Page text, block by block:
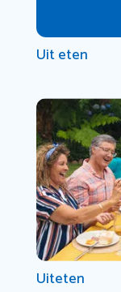
Uit eten
Uiteten